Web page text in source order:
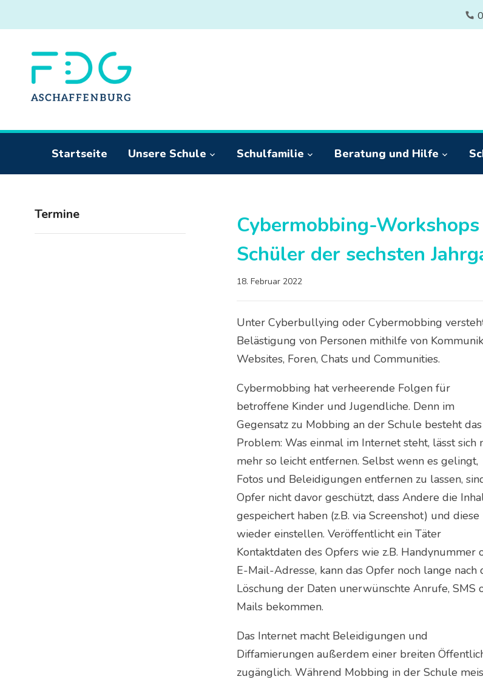
Startseite Unsere Schule Schulfamilie Beratung und Hilfe
Termine
Cybermobbing-
Schüler der sechsten
18. Februar 2022
Unter Cyberbullying oder Cybermobbing
Belästigung von Personen mithilfe von
Websites, Foren, Chats und Communities.
Cybermobbing hat verheerende Folgen für
betroffene Kinder und Jugendliche. Denn im
Gegensatz zu Mobbing an der Schule besteht das
Problem: Was einmal im Internet steht, lässt sich
mehr so leicht entfernen. Selbst wenn es gelingt,
Fotos und Beleidigungen entfernen zu lassen,
Opfer nicht davor geschützt, dass Andere die
gespeichert haben (z.B. via Screenshot) und diese
wieder einstellen. Veröffentlicht ein Täter
Kontaktdaten des Opfers wie z.B. Handynummer
E-Mail-Adresse, kann das Opfer noch lange nach
Löschung der Daten unerwünschte Anrufe, SMS
Mails bekommen.
Das Internet macht Beleidigungen und
Diffamierungen außerdem einer breiten
zugänglich. Während Mobbing in der Schule